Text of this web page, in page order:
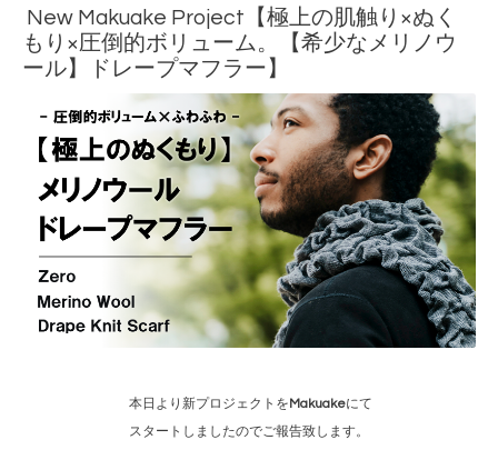
New Makuake Project【極上の肌触り×ぬく
もり×圧倒的ボリューム。【希少なメリノウ
ール】ドレープマフラー】
本日より新プロジェクトを Makuakeにて
スタートしましたのでご報告致します。